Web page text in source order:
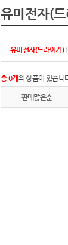
유미전자(
유미전자(드라이기)
총 0개의 상품이 있습니
판매많은순